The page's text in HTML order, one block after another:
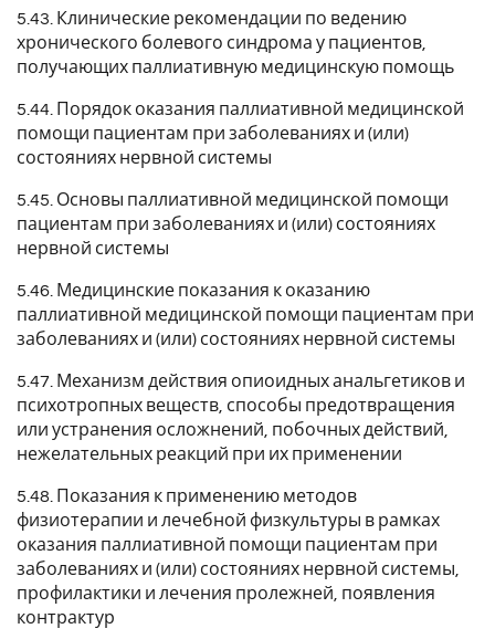
5.43. Клинические рекомендации по ведению
хронического болевого синдрома у пациентов,
получающих паллиативную медицинскую помощь
5.44. Порядок оказания паллиативной медицинской
помощи пациентам при заболеваниях и (или)
состояниях нервной системы
5.45. Основы паллиативной медицинской помощи
пациентам при заболеваниях и (или) состояниях
нервной системы
5.46. Медицинские показания к оказанию
паллиативной медицинской помощи пациентам при
заболеваниях и (или) состояниях нервной системы
5.47. Механизм действия опиоидных анальгетиков и
психотропных веществ, способы предотвращения
или устранения осложнений, побочных действий,
нежелательных реакций при их применении
5.48. Показания к применению методов
физиотерапии и лечебной физкультуры в рамках
оказания паллиативной помощи пациентам при
заболеваниях и (или) состояниях нервной системы,
профилактики и лечения пролежней, появления
контрактур